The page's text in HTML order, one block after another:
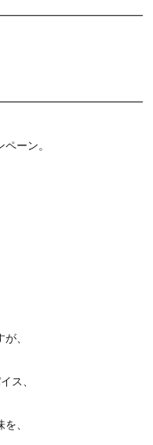
ーン。
、
ス、
、